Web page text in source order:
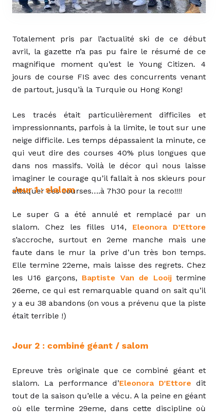
Totalement pris par l’actualité ski de ce début
avril, la gazette n’a pas pu faire le résumé de ce
magnifique moment qu’est le Young Citizen. 4
jours de course FIS avec des concurrents venant
de partout, jusqu’à la Turquie ou Hong Kong!
Les tracés était particulièrement difficiles et
impressionnants, parfois à la limite, le tout sur une
neige difficile. Les temps dépassaient la minute, ce
qui veut dire des courses 40% plus longues que
dans nos massifs. Voilà le décor qui nous laisse
imaginer le courage qu’il fallait à nos skieurs pour
attaquer ces courses….à 7h30 pour la reco!!!!
Jour 1 : slalom
Le super G a été annulé et remplacé par un
slalom. Chez les filles U14, Eleonora D’Ettore
s’accroche, surtout en 2eme manche mais une
faute dans le mur la prive d’un très bon temps.
Elle termine 22eme, mais laisse des regrets. Chez
les U16 garçons, Baptiste Van de Looijtermine
26eme, ce qui est remarquable quand on sait qu’il
y a eu 38 abandons (on vous a prévenu que la piste
était terrible !)
Jour 2 : combiné géant / salom
Epreuve très originale que ce combiné géant et
slalom. La performance d’Eleonora D'Ettore dit
tout de la saison qu’elle a vécu. A la peine en géant
où elle termine 29eme, dans cette discipline où